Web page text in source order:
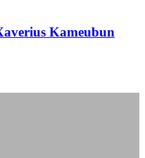
Kameubun